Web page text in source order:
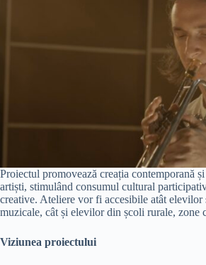
Proiectul promovează creația contemporană
artiști, stimulând consumul cultural
creative. Ateliere vor fi accesibile atât
muzicale, cât și elevilor din școli rurale, zone
Viziunea proiectului